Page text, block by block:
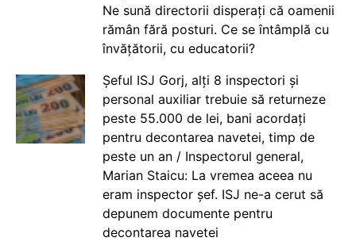
Ne sună directorii disperați că oamenii
rămân fără posturi. Ce se întâmplă cu
învățătorii, cu educatorii?
Șeful ISJ Gorj, alți 8 inspectori și
personal auxiliar trebuie să returneze
peste 55.000 de lei, bani acordați
pentru decontarea navetei, timp de
peste un an / Inspectorul general,
Marian Staicu: La vremea aceea nu
eram inspector șef. ISJ ne-a cerut să
depunem documente pentru
decontarea navetei